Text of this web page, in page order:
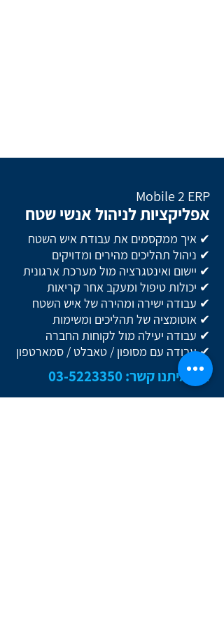
Mobile 2 ERP
אפליקציות לניהול אנשי שטח
✔ איך ממקסמים את עבודת איש השטח
✔ ניהול תהליכים מהירים ומדויקים
✔ יישום ואינטגרציה מול מערכת ארגונית
✔ יכולות טיפול ומעקב אחר קריאות
✔ עבודה ישירה ומהירה של איש השטח
✔ אוטומציה של תהליכים ומשימות
✔ עבודה יעילה מול לקוחות החברה
✔ עבודה עם מסופון / טאבלט / סמארטפון
צרו איתנו קשר:03-5223350